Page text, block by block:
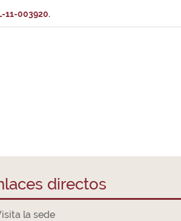
11-003920.
directos
la sede